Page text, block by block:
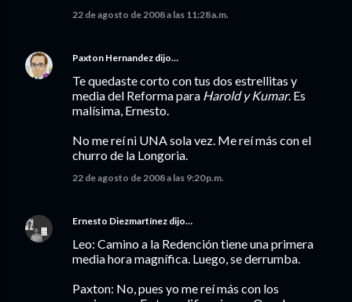
22 de agosto de 2008 a las 11:28 a.m.
Paxton Hernandez dijo…
Te quedaste corto con tus dos estrellitas y
media del Reforma para Harold y Kumar. Es
malísima, Ernesto.
No me reí ni UNA sola vez. Me reí más con el
churro de la Longoria.
22 de agosto de 2008 a las 9:20 p.m.
Ernesto Diezmartínez dijo…
Leo: Camino a la Redención tiene una primera
media hora magnífica. Luego, se derrumba.
Paxton: No, pues yo me reí más con los